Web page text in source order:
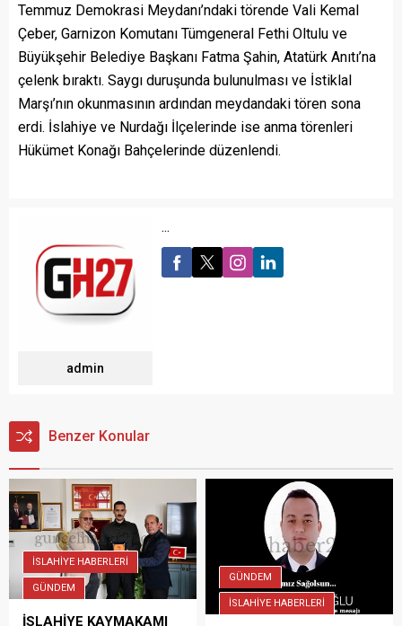
Temmuz Demokrasi Meydanı’ndaki törende Vali Kemal
Çeber, Garnizon Komutanı Tümgeneral Fethi Oltulu ve
Büyükşehir Belediye Başkanı Fatma Şahin, Atatürk Anıtı’na
çelenk bıraktı. Saygı duruşunda bulunulması ve İstiklal
Marşı’nın okunmasının ardından meydandaki tören sona
erdi. İslahiye ve Nurdağı İlçelerinde ise anma törenleri
Hükümet Konağı Bahçelerinde düzenlendi.
admin
...
Benzer Konular
İSLAHİYE HABERLERİ
GÜNDEM
İSLAHİYE KAYMAKAMI
GÜNDEM
İSLAHİYE HABERLERİ